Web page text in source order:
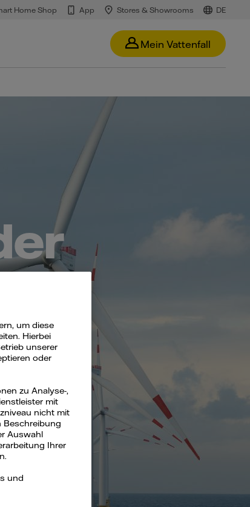
Home Shop App Stores & Showrooms DE
Mein Vattenfall
um diese
Hierbei
unserer
oder
zu Analyse-,
mit
nicht mit
Beschreibung
Auswahl
Ihrer
und